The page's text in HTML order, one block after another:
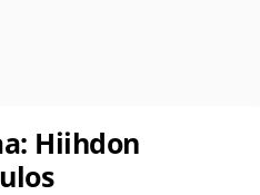
Hiihdon